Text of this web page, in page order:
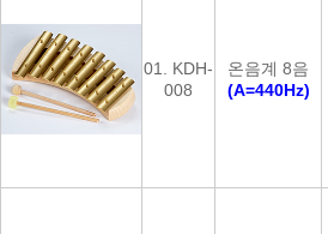
01. KDH-
008
온음계 8음
(A=440Hz)